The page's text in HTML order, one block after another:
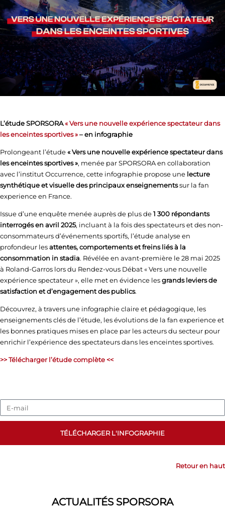
L’étude SPORSORA« Vers une nouvelle expérience spectateur dans
les enceintes sportives »– en infographie
Prolongeant l’étude« Vers une nouvelle expérience spectateur dans
les enceintes sportives », menée par SPORSORA en collaboration
avec l’institut Occurrence, cette infographie propose une lecture
synthétique et visuelle des principaux enseignementssur la fan
experience en France.
Issue d’une enquête menée auprès de plus de1 300 répondants
interrogés en avril 2025, incluant à la fois des spectateurs et des non-
consommateurs d’événements sportifs, l’étude analyse en
profondeur lesattentes, comportements et freins liés à la
consommation in stadia. Révélée en avant-première le 28 mai 2025
à Roland-Garros lors du Rendez-vous Débat « Vers une nouvelle
expérience spectateur », elle met en évidence lesgrands leviers de
satisfaction et d’engagement des publics.
Découvrez, à travers une infographie claire et pédagogique, les
enseignements clés de l’étude, les évolutions de la fan experience et
les bonnes pratiques mises en place par les acteurs du secteur pour
enrichir l’expérience des spectateurs dans les enceintes sportives.
>> Télécharger l’étude complète <<
TÉLÉCHARGER L'INFOGRAPHIE
Retour en haut
ACTUALITÉS SPORSORA